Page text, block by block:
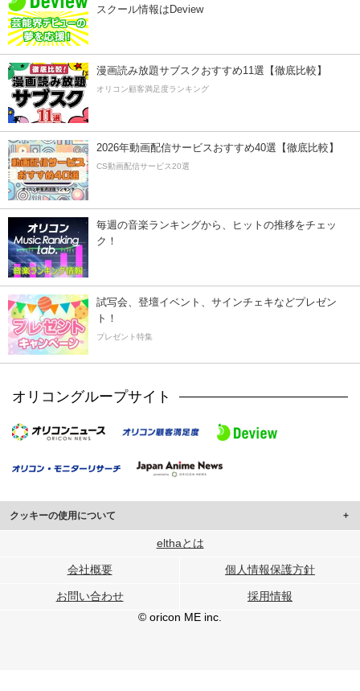
スクール情報はDeview
漫画読み放題サブスクおすすめ11選【徹底比較】
オリコン顧客満足度ランキング
2026年動画配信サービスおすすめ40選【徹底比較】
CS動画配信サービス20選
毎週の音楽ランキングから、ヒットの推移をチェッ
ク！
試写会、登壇イベント、サインチェキなどプレゼン
ト！
プレゼント特集
オリコングループサイト
クッキーの使用について
このサイトでは Cookie を使用して、ユーザーに合わせたコンテンツや広告の
行っています。
メディアや広告配信、データ解析の各パートナーに提供しています。
ユーザーが各パートナーのサービスを使用したときに収集した他の情報を組み
elthaとは
会社概要 個人情報保護方針
お問い合わせ
採用情報
© oricon ME inc.